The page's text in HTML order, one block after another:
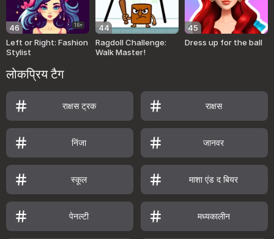
46 16+
Left or Right: Fashion
Stylist
44
Ragdoll Challenge:
Walk Master!
45
Dress up for the ball
लोकप्रिय टैग
राक्षस ट्रक राक्षस
निंजा जानवर
स्कूल माशा एंड द बियर
पेनल्टी मध्यकालीन